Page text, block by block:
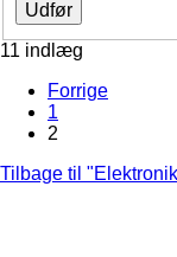
11 indlæg
Forrige
1
2
Tilbage til